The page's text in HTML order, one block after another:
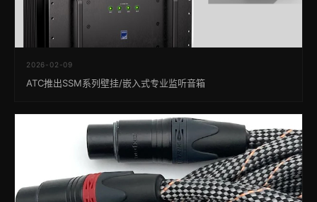
2026-02-09
ATC推出SSM系列壁挂/嵌入式专业监听音箱